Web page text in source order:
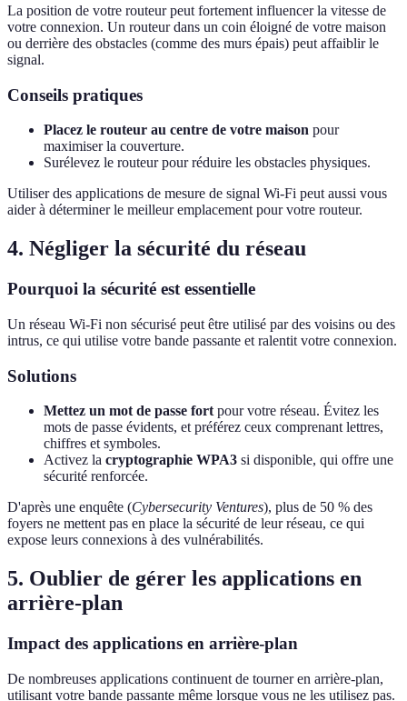
La position de votre routeur peut fortement influencer la vitesse de
votre connexion. Un routeur dans un coin éloigné de votre maison
ou derrière des obstacles (comme des murs épais) peut affaiblir le
signal.
Conseils pratiques
Placez le routeur au centre de votre maison pour
maximiser la couverture.
Surélevez le routeur pour réduire les obstacles physiques.
Utiliser des applications de mesure de signal Wi-Fi peut aussi vous
aider à déterminer le meilleur emplacement pour votre routeur.
4. Négliger la sécurité du réseau
Pourquoi la sécurité est essentielle
Un réseau Wi-Fi non sécurisé peut être utilisé par des voisins ou des
intrus, ce qui utilise votre bande passante et ralentit votre connexion.
Solutions
Mettez un mot de passe fort pour votre réseau. Évitez les
mots de passe évidents, et préférez ceux comprenant lettres,
chiffres et symboles.
Activez la cryptographie WPA3 si disponible, qui offre une
sécurité renforcée.
D'après une enquête (Cybersecurity Ventures), plus de 50 % des
foyers ne mettent pas en place la sécurité de leur réseau, ce qui
expose leurs connexions à des vulnérabilités.
5. Oublier de gérer les applications en
arrière-plan
Impact des applications en arrière-plan
De nombreuses applications continuent de tourner en arrière-plan,
utilisant votre bande passante même lorsque vous ne les utilisez pas.